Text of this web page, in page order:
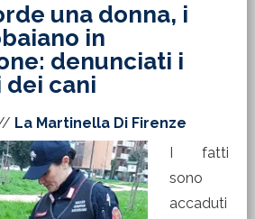
una donna, i
in
denunciati i
cani
La Martinella Di Firenze
I fatti
sono
accaduti